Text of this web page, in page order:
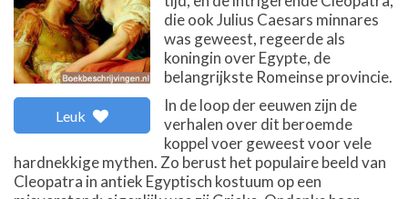
Leuk
die ook Julius Caesars minnares
was geweest, regeerde als
koningin over Egypte, de
belangrijkste Romeinse provincie.
In de loop der eeuwen zijn de
verhalen over dit beroemde
koppel voer geweest voor vele
hardnekkige mythen. Zo berust het populaire beeld van
Cleopatra in antiek Egyptisch kostuum op een